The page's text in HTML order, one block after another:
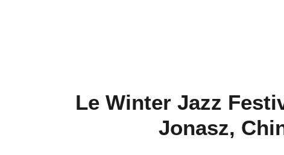
Le Winter Jazz
Jonasz,